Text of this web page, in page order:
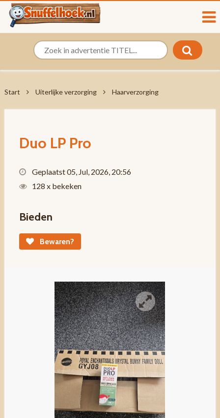
Start Uiterlijke verzorging Haarverzorging
Duo LP Pro
Geplaatst 05, Jul, 2026, 20:56
128 x bekeken
Bieden
Bewaren?